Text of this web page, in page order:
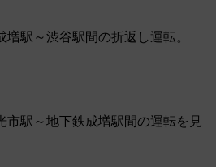
増駅～渋谷駅間の折返し運転。
市駅～地下鉄成増駅間の運転を見